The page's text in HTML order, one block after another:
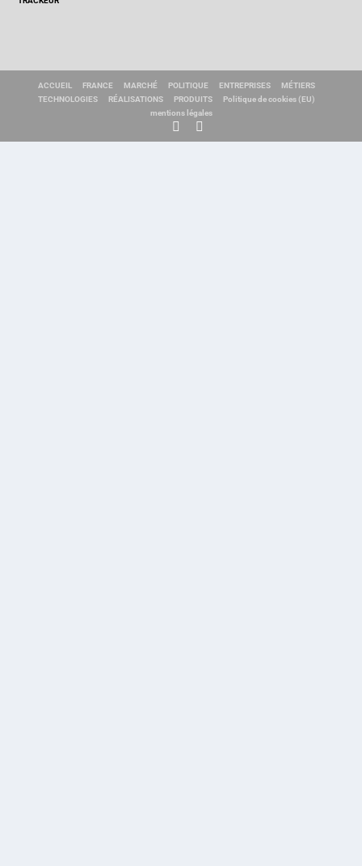
ACCUEIL FRANCE MARCHÉ POLITIQUE ENTREPRISES
MÉTIERS
TECHNOLOGIES
RÉALISATIONS PRODUITS
Politique de cookies (EU)
mentions légales